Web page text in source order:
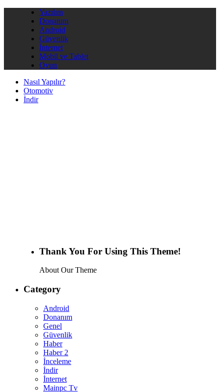
Yazılım
Donanım
Android
Güvenlik
İnternet
Mobil ve Tablet
Oyun
Nasıl Yapılır?
Otomotiv
İndir
Thank You For Using This Theme!
About Our Theme
Category
Android
Donanım
Genel
Güvenlik
Haber
Haber 2
İnceleme
İndir
İnternet
Mainpc Tv